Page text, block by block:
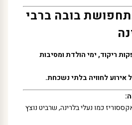
בובה ברבי
ריקוד, ימי הולדת ומסיבות
אירוע לחוויה בלתי נשכחת.
כמו נעלי בלרינה, שרביט נוצץ